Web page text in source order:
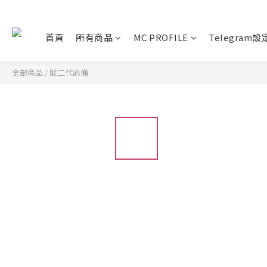
首頁 所有商品 MC PROFILE Telegram設
全部商品 / 賦二代必備